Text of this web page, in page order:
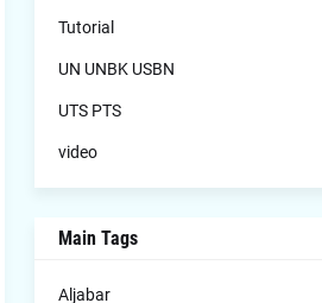
Tutorial
UN UNBK USBN
UTS PTS
video
Main Tags
Aljabar